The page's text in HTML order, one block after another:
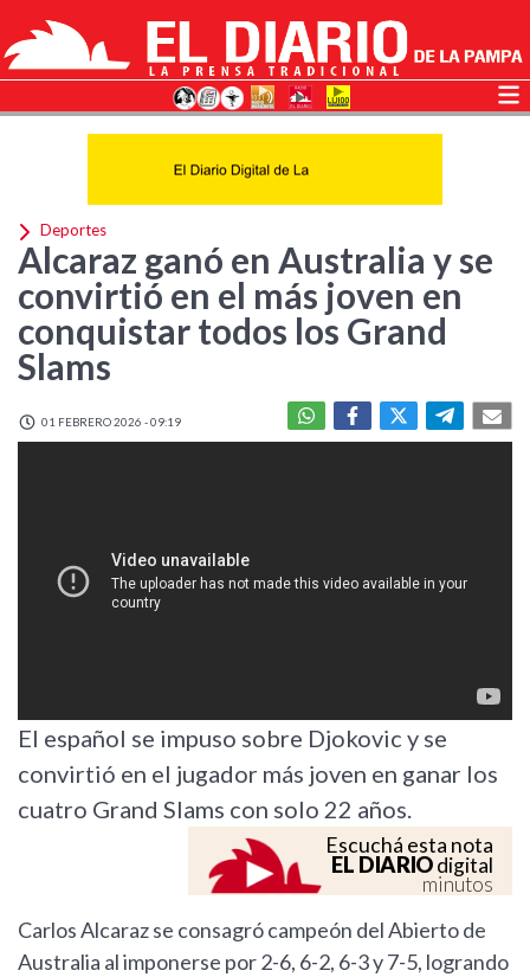
Deportes
Alcaraz ganó en Australia y se
convirtió en el más joven en
conquistar todos los Grand
Slams
01 FEBRERO 2026 - 09:19
El español se impuso sobre Djokovic y se
convirtió en el jugador más joven en ganar los
cuatro Grand Slams con solo 22 años.
Escuchá esta nota
EL DIARIOdigital
minutos
Carlos Alcaraz se consagró campeón del Abierto de
Australia al imponerse por 2-6, 6-2, 6-3 y 7-5, logrando